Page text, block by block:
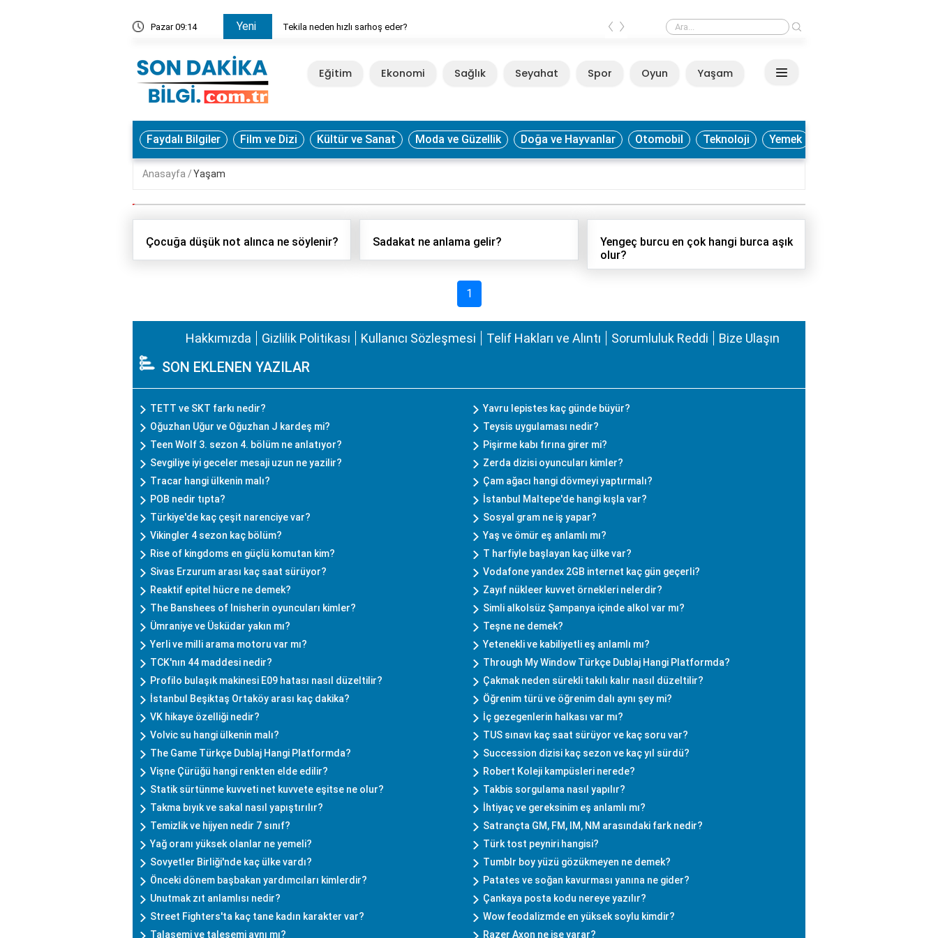
Pazar 09:14 Yeni Tekila neden hızlı sarhoş eder? Tekila neden hızlı sarhoş eder?
‹ ›
Eğitim Ekonomi Sağlık Seyahat Spor Oyun Yaşam
Faydalı Bilgiler Film ve Dizi Kültür ve Sanat Moda ve Güzellik Doğa ve Hayvanlar Otomobil Teknoloji Yemek
Anasayfa Yaşam
Çocuğa düşük not alınca ne söylenir? Sadakat ne anlama gelir?
Yengeç burcu en çok hangi burca aşık
olur?
1
Hakkımızda Gizlilik Politikası Kullanıcı Sözleşmesi Telif Hakları ve Alıntı Sorumluluk Reddi Bize Ulaşın
SON EKLENEN YAZILAR
TETT ve SKT farkı nedir?
Yavru lepistes kaç günde büyür?
Oğuzhan Uğur ve Oğuzhan J kardeş mi?
Teysis uygulaması nedir?
Teen Wolf 3. sezon 4. bölüm ne anlatıyor?
Pişirme kabı fırına girer mi?
Sevgiliye iyi geceler mesaji uzun ne yazilir?
Zerda dizisi oyuncuları kimler?
Tracar hangi ülkenin malı?
Çam ağacı hangi dövmeyi yaptırmalı?
POB nedir tıpta?
İstanbul Maltepe'de hangi kışla var?
Türkiye'de kaç çeşit narenciye var?
Sosyal gram ne iş yapar?
Vikingler 4 sezon kaç bölüm?
Yaş ve ömür eş anlamlı mı?
Rise of kingdoms en güçlü komutan kim?
T harfiyle başlayan kaç ülke var?
Sivas Erzurum arası kaç saat sürüyor?
Vodafone yandex 2GB internet kaç gün geçerli?
Reaktif epitel hücre ne demek?
Zayıf nükleer kuvvet örnekleri nelerdir?
The Banshees of Inisherin oyuncuları kimler?
Simli alkolsüz Şampanya içinde alkol var mı?
Ümraniye ve Üsküdar yakın mı?
Teşne ne demek?
Yerli ve milli arama motoru var mı?
Yetenekli ve kabiliyetli eş anlamlı mı?
TCK'nın 44 maddesi nedir?
Through My Window Türkçe Dublaj Hangi Platformda?
Profilo bulaşık makinesi E09 hatası nasıl düzeltilir?
Çakmak neden sürekli takılı kalır nasıl düzeltilir?
İstanbul Beşiktaş Ortaköy arası kaç dakika?
Öğrenim türü ve öğrenim dalı aynı şey mi?
VK hikaye özelliği nedir?
İç gezegenlerin halkası var mı?
Volvic su hangi ülkenin malı?
TUS sınavı kaç saat sürüyor ve kaç soru var?
The Game Türkçe Dublaj Hangi Platformda?
Succession dizisi kaç sezon ve kaç yıl sürdü?
Vişne Çürüğü hangi renkten elde edilir?
Robert Koleji kampüsleri nerede?
Statik sürtünme kuvveti net kuvvete eşitse ne olur?
Takbis sorgulama nasıl yapılır?
Takma bıyık ve sakal nasıl yapıştırılır?
İhtiyaç ve gereksinim eş anlamlı mı?
Temizlik ve hijyen nedir 7 sınıf?
Satrançta GM, FM, IM, NM arasındaki fark nedir?
Yağ oranı yüksek olanlar ne yemeli?
Türk tost peyniri hangisi?
Sovyetler Birliği'nde kaç ülke vardı?
Tumblr boy yüzü gözükmeyen ne demek?
Önceki dönem başbakan yardımcıları kimlerdir?
Patates ve soğan kavurması yanına ne gider?
Unutmak zıt anlamlısı nedir?
Çankaya posta kodu nereye yazılır?
Street Fighters'ta kaç tane kadın karakter var?
Wow feodalizmde en yüksek soylu kimdir?
Talasemi ve talesemi aynı mı?
Razer Axon ne işe yarar?